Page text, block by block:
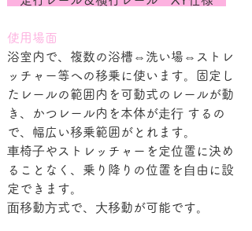
使用場面
浴室内で、複数の浴槽⇔洗い場⇔ストレ
ッチャー等への移乗に使います。固定し
たレールの範囲内を可動式のレールが動
き、かつレール内を本体が⾛⾏ するの
で、幅広い移乗範囲がとれます。
⾞椅⼦やストレッチャーを定位置に決め
ることなく、乗り降りの位置を⾃由に設
定できます。
⾯移動⽅式で、⼤移動が可能です。